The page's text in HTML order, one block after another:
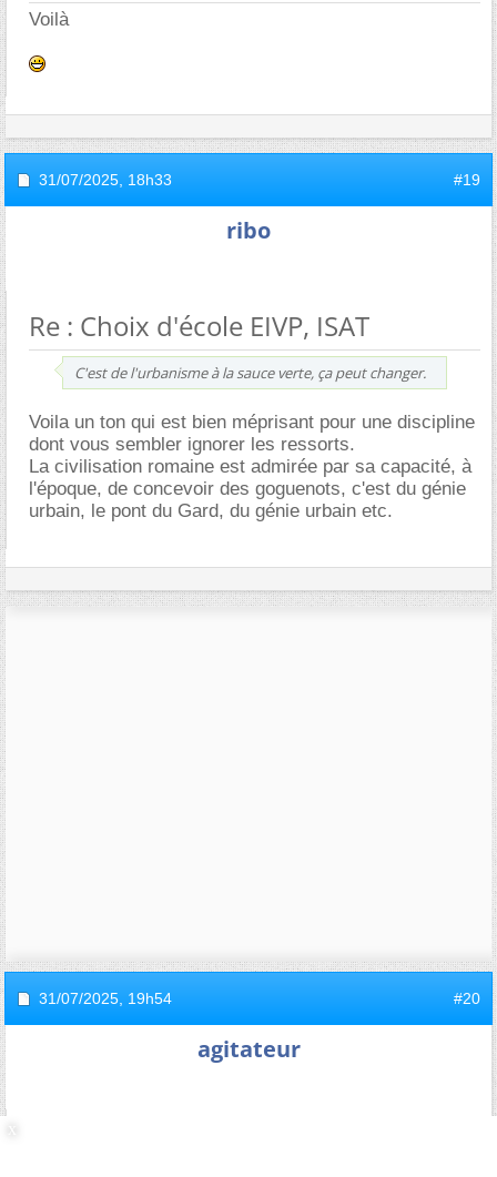
Voilà
31/07/2025, 18h33 #19
ribo
Re : Choix d'école EIVP, ISAT
C'est de l'urbanisme à la sauce verte, ça peut changer.
Voila un ton qui est bien méprisant pour une discipline
dont vous sembler ignorer les ressorts.
La civilisation romaine est admirée par sa capacité, à
l'époque, de concevoir des goguenots, c'est du génie
urbain, le pont du Gard, du génie urbain etc.
31/07/2025, 19h54 #20
agitateur